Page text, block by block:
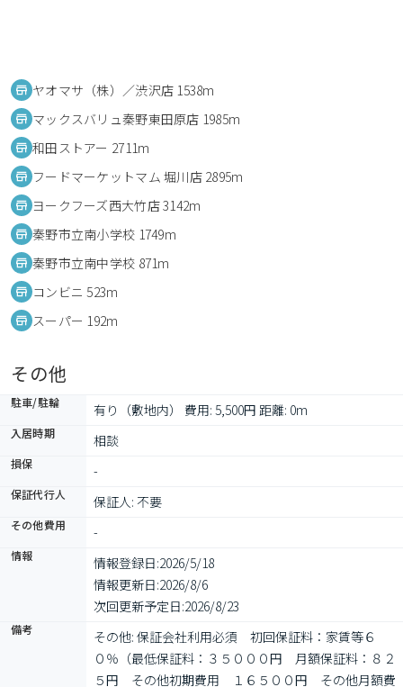
ヤオマサ（株）／渋沢店 1538m
マックスバリュ秦野東田原店 1985m
和田ストアー 2711m
フードマーケットマム 堀川店 2895m
ヨークフーズ西大竹店 3142m
秦野市立南小学校 1749m
秦野市立南中学校 871m
コンビニ 523m
スーパー 192m
その他
駐車/駐輪 有り（敷地内） 費用: 5,500円 距離: 0m
入居時期 相談
損保 -
保証代行人 保証人: 不要
その他費用 -
情報 情報登録日:2026/5/18
情報更新日:2026/8/6
次回更新予定日:2026/8/23
備考
その他: 保証会社利用必須　初回保証料：家賃等６
０％（最低保証料：３５０００円　月額保証料：８２
５円　その他初期費用　１６５００円　その他月額費